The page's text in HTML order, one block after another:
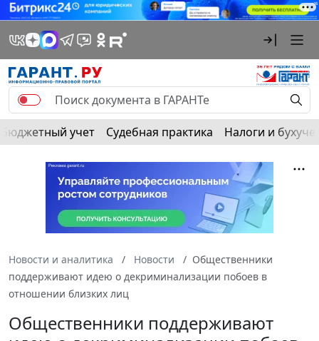
Бюджетный учет Судебная практика Налоги и
Новости и аналитика Новости
Общественники
поддерживают идею о декриминализации побоев в
отношении близких лиц
Общественники поддерживают